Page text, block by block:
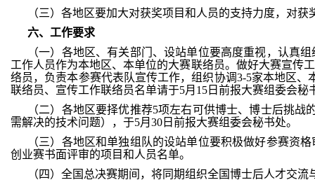
（三）各地区要加大对获奖项目和人员的支持力度，对
六、 工作要求
（一）各地区、有关部门、设站单位要高度重视，认真
工作人员作为本地区、本单位的大赛联络员。做好大赛宣传
络员，负责本参赛代表队宣传工作，组织协调3-5家本地区
联络员、宣传工作联络员名单请于5月15日前报大赛组委会秘
（二）各地区要择优推荐5项左右可供博士、博士后挑
需解决的技术问题），于5月30日前报大赛组委会秘书处。
（三）各地区和单独组队的设站单位要积极做好参赛资
创业赛书面评审的项目和人员名单。
（四）全国总决赛期间，将同期组织全国博士后人才交